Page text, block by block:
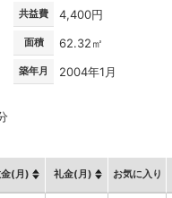
共益費 4,400円
面積 62.32㎡
築年月 2004年1月
(月) 礼金(月) お気に入り